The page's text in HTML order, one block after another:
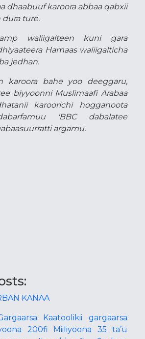
dhaabuuf karoora abbaa qabxii
ture.
waliigalteen kuni gara
Hamaas waliigalticha
jedhan.
karoora bahe yoo deeggaru,
biyyoonni Muslimaafi Arabaa
karoorichi hogganoota
'BBC dabalatee
argamu.
KANAA
Kaatoolikii gargaarsa
200fi Miiliyoona 35 ta’u